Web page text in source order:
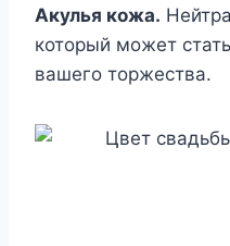
Акулья кожа.
который может
вашего торжества.